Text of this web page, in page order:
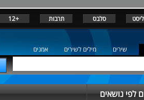
סלבס תרבות +12
שירים מילים לשירים אמנים
לפי נושאים